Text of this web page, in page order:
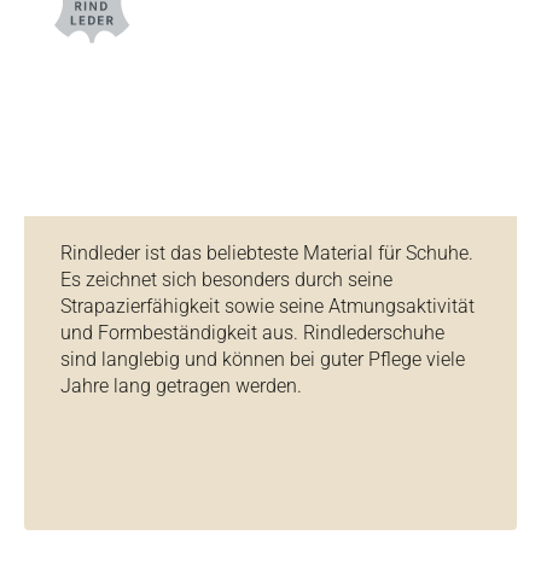
Rindleder ist das beliebteste Material für Schuhe.
Es zeichnet sich besonders durch seine
Strapazierfähigkeit sowie seine Atmungsaktivität
und Formbeständigkeit aus. Rindlederschuhe
sind langlebig und können bei guter Pflege viele
Jahre lang getragen werden.